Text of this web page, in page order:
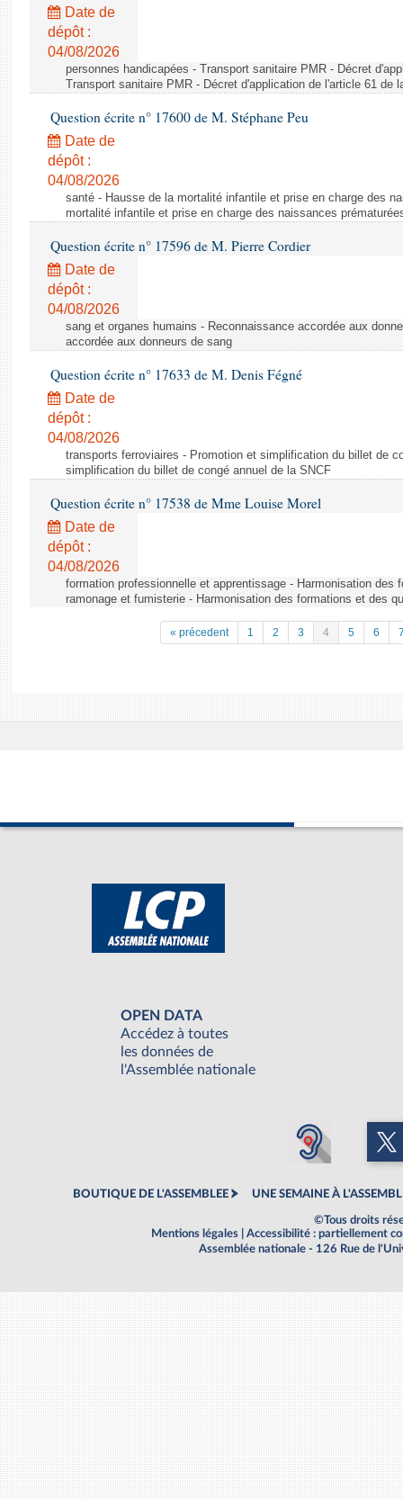
Date de
dépôt :
04/08/2026
personnes handicapées - Transport sanitaire PMR - Décret
Transport sanitaire PMR - Décret d'application de l'article 61 de
Question écrite n° 17600 de M. Stéphane Peu
Date de
dépôt :
04/08/2026
santé - Hausse de la mortalité infantile et prise en charge des
mortalité infantile et prise en charge des naissances
Question écrite n° 17596 de M. Pierre Cordier
Date de
dépôt :
04/08/2026
sang et organes humains - Reconnaissance accordée aux
accordée aux donneurs de sang
Question écrite n° 17633 de M. Denis Fégné
Date de
dépôt :
04/08/2026
transports ferroviaires - Promotion et simplification du billet de
simplification du billet de congé annuel de la SNCF
Question écrite n° 17538 de Mme Louise Morel
Date de
dépôt :
04/08/2026
formation professionnelle et apprentissage - Harmonisation des
ramonage et fumisterie - Harmonisation des formations et des
« précedent 1 2 3 4 5 6
OPEN DATA
Accédez à toutes
les données de
l'Assemblée nationale
BOUTIQUE DE L'ASSEMBLEE UNE SEMAINE À
©Tous droits
Mentions légales
Accessibilité : partiellement
Assemblée nationale - 126 Rue de